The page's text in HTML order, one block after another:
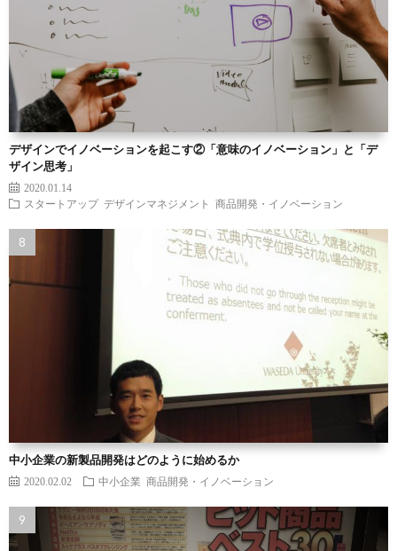
デザインでイノベーションを起こす②「意味のイノベーション」と「デ
ザイン思考」
2020.01.14
スタートアップ デザインマネジメント 商品開発・イノベーション
中小企業の新製品開発はどのように始めるか
2020.02.02 中小企業 商品開発・イノベーション